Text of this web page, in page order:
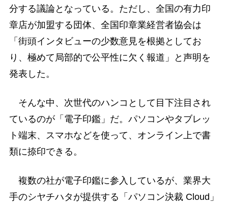
分する議論となっている。ただし、全国の有力印
章店が加盟する団体、全国印章業経営者協会は
「街頭インタビューの少数意見を根拠としてお
り、極めて局部的で公平性に欠く報道」と声明を
発表した。
そんな中、次世代のハンコとして目下注目され
ているのが「電子印鑑」だ。パソコンやタブレッ
ト端末、スマホなどを使って、オンライン上で書
類に捺印できる。
複数の社が電子印鑑に参入しているが、業界大
手のシヤチハタが提供する「パソコン決裁 Cloud」